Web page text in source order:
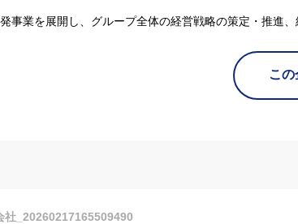
事業を展開し、グループ全体の経営戦略の策定・推進
こ
社_20260217165509490